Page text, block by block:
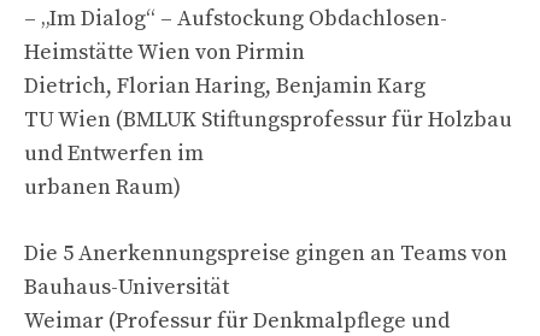
– „Im Dialog“ – Aufstockung Obdachlosen-
Heimstätte Wien von Pirmin
Dietrich, Florian Haring, Benjamin Karg
TU Wien (BMLUK Stiftungsprofessur für Holzbau
und Entwerfen im
urbanen Raum)
Die 5 Anerkennungspreise gingen an Teams von
Bauhaus-Universität
Weimar (Professur für Denkmalpflege und